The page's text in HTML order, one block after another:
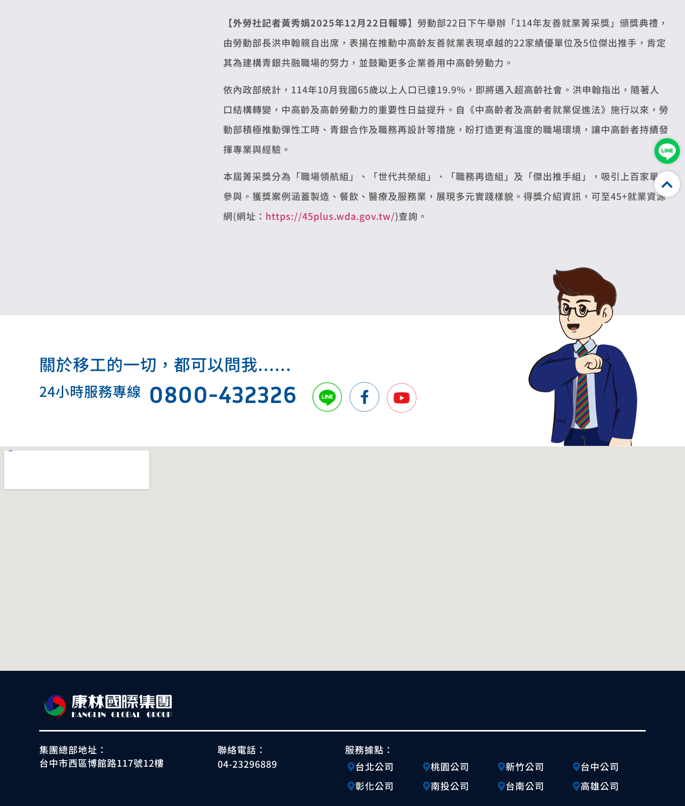
【外勞社記者黃秀娟2025年12月22日報導】 勞動部22日下午舉辦「114年友善就業菁采獎」頒獎典禮，
由勞動部長洪申翰親自出席，表揚在推動中高齡友善就業表現卓越的22家績優單位及5位傑出推手，肯定
其為建構青銀共融職場的努力，並鼓勵更多企業善用中高齡勞動力。
依內政部統計，114年10月我國65歲以上人口已達19.9%，即將邁入超高齡社會。洪申翰指出，隨著人
口結構轉變，中高齡及高齡勞動力的重要性日益提升。自《中高齡者及高齡者就業促進法》施行以來，勞
動部積極推動彈性工時、青銀合作及職務再設計等措施，盼打造更有溫度的職場環境，讓中高齡者持續發
揮專業與經驗。
本屆菁采獎分為「職場領航組」、「世代共榮組」、「職務再造組」及「傑出推手組」，吸引上百家單位
參與。獲獎案例涵蓋製造、餐飲、醫療及服務業，展現多元實踐樣貌。得獎介紹資訊，可至45+就業資源
網(網址： https://45plus.wda.gov.tw/)查詢。
關於移工的一切，都可以問我......
24小時服務專線 0800-432326
集團總部地址：
台中市西區博館路117號12樓
聯絡電話：
04-23296889
服務據點：
台北公司
桃園公司 新竹公司
台中公司
彰化公司
南投公司 台南公司 高雄公司